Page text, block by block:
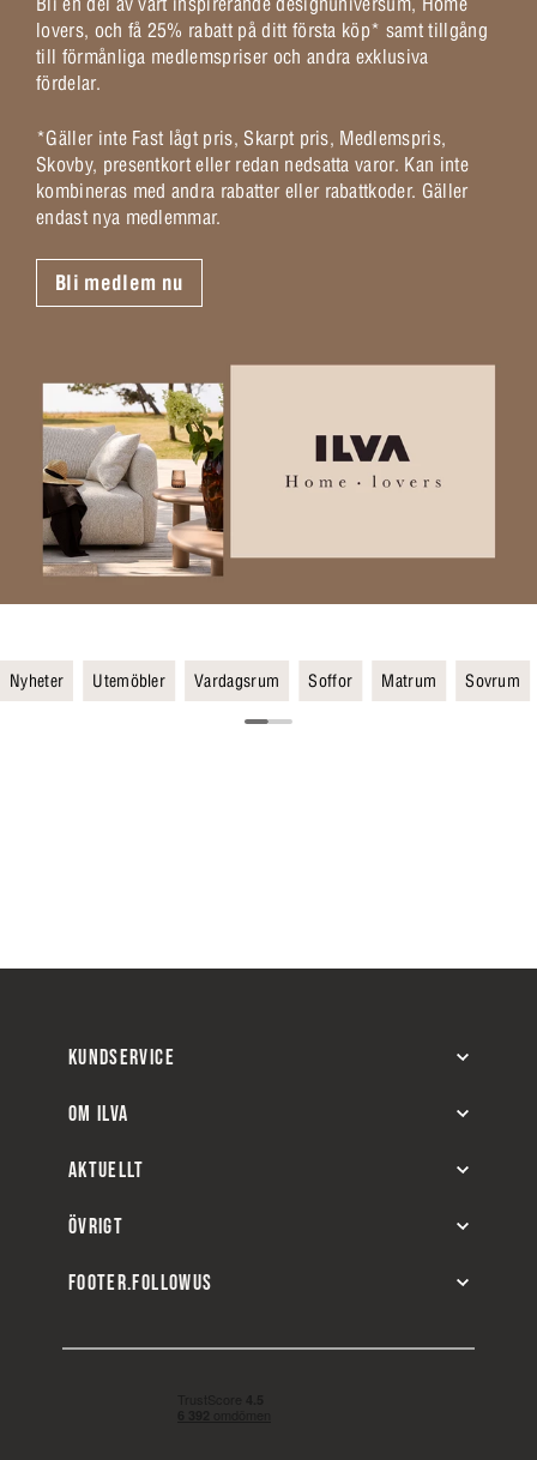
lovers, och få 25% rabatt på ditt första köp* samt tillgång
till förmånliga medlemspriser och andra exklusiva
fördelar.
*Gäller inte Fast lågt pris, Skarpt pris, Medlemspris,
Skovby, presentkort eller redan nedsatta varor. Kan inte
kombineras med andra rabatter eller rabattkoder. Gäller
endast nya medlemmar.
Bli medlem nu
Nyheter Utemöbler Vardagsrum Soffor Matrum Sovrum
KUNDSERVICE
OM ILVA
AKTUELLT
ÖVRIGT
FOOTER.FOLLOWUS